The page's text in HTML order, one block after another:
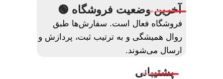
آخرین وضعیت فروشگاه 🟢
فروشگاه فعال است. سفارش‌ها طبق
روال همیشگی و به ترتیب ثبت، پردازش و
ارسال می‌شوند.
پشتیبانی